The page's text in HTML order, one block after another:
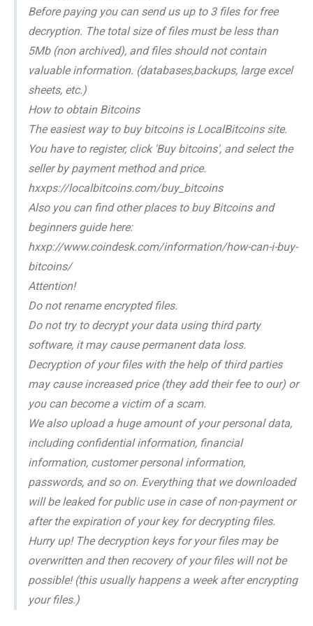
Before paying you can send us up to 3 files for free
decryption. The total size of files must be less than
5Mb (non archived), and files should not contain
valuable information. (databases,backups, large excel
sheets, etc.)
How to obtain Bitcoins
The easiest way to buy bitcoins is LocalBitcoins site.
You have to register, click 'Buy bitcoins', and select the
seller by payment method and price.
hxxps://localbitcoins.com/buy_bitcoins
Also you can find other places to buy Bitcoins and
beginners guide here:
hxxp://www.coindesk.com/information/how-can-i-buy-
bitcoins/
Attention!
Do not rename encrypted files.
Do not try to decrypt your data using third party
software, it may cause permanent data loss.
Decryption of your files with the help of third parties
may cause increased price (they add their fee to our) or
you can become a victim of a scam.
We also upload a huge amount of your personal data,
including confidential information, financial
information, customer personal information,
passwords, and so on. Everything that we downloaded
will be leaked for public use in case of non-payment or
after the expiration of your key for decrypting files.
Hurry up! The decryption keys for your files may be
overwritten and then recovery of your files will not be
possible! (this usually happens a week after encrypting
your files.)